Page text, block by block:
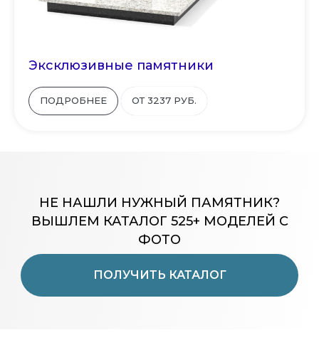
Эксклюзивные памятники
ПОДРОБНЕЕ ОТ 3237 РУБ.
ПОЛУЧИТЬ КАТАЛОГ
НЕ НАШЛИ НУЖНЫЙ ПАМЯТНИК?
ВЫШЛЕМ КАТАЛОГ 525+ МОДЕЛЕЙ С
ФОТО